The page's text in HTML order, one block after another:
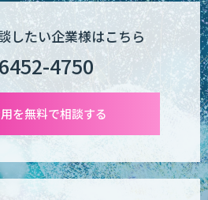
化型AIエージェントの開発支援
AIプロ」
入支援
したい企業様はこちら
4750
を無料で相談する